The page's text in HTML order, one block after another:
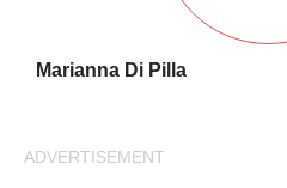
Marianna Di Pilla